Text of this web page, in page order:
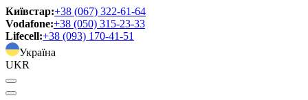
Київстар:+38 (067) 322-61-64
Vodafone:+38 (050) 315-23-33
Lifecell:+38 (093) 170-41-51
Україна
UKR